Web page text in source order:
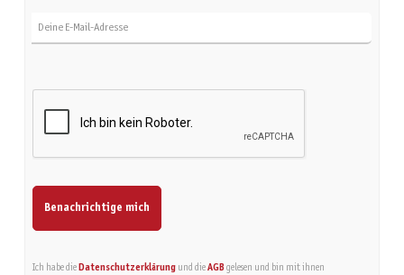
Benachrichtige mich
Ich habe die Datenschutzerklärungund die AGBgelesen und bin mit ihnen